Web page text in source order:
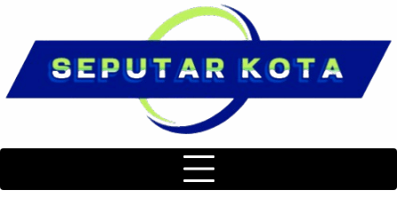
content